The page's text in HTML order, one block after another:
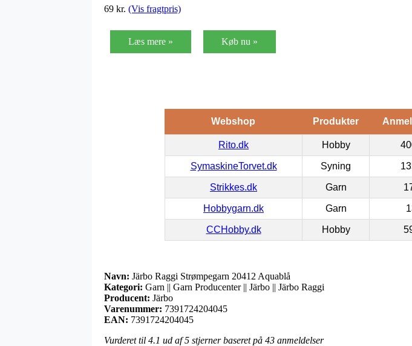
69 kr. (Vis fragtpris)
Læs mere » Køb nu »
Webshop Produkter
Rito.dk Hobby
SymaskineTorvet.dk Syning
Strikkes.dk Garn
Hobbygarn.dk Garn
CCHobby.dk Hobby
Navn: Järbo Raggi Strømpegarn 20412 Aquablå
Kategori: Garn || Garn Producenter || Järbo || Järbo Raggi
Producent: Järbo
Varenummer: 7391724204045
EAN: 7391724204045
Vurderet til 4.1 ud af 5 stjerner baseret på 43 anmeldelser